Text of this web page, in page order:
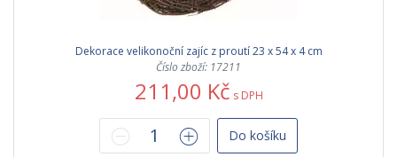
Dekorace velikonoční zajíc z proutí 23 x 54 x 4 cm
Číslo zboží: 17211
211,00 Kč s DPH
Do košíku